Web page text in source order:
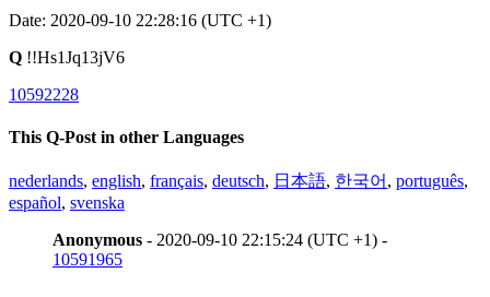
Date: 2020-09-10 22:28:16 (UTC +1)
Q !!Hs1Jq13jV6
10592228
This Q-Post in other Languages
nederlands, english, français, deutsch, 日本語, 한국어 , português,
español, svenska
Anonymous - 2020-09-10 22:15:24 (UTC +1) -
10591965